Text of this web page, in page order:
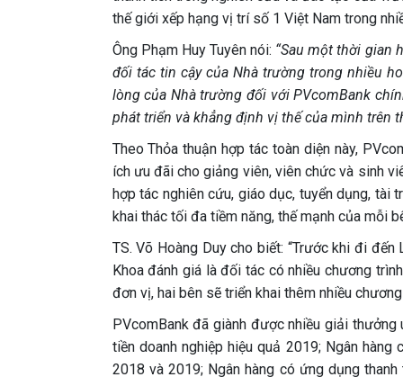
thế giới xếp hạng vị trí số 1 Việt Nam trong
Ông Phạm Huy Tuyên nói: “Sau một thời gian
đối tác tin cậy của Nhà trường trong nhiều
lòng của Nhà trường đối với PVcomBank
phát triển và khẳng định vị thế của mình trên
Theo Thỏa thuận hợp tác toàn diện này,
ích ưu đãi cho giảng viên, viên chức và sinh
hợp tác nghiên cứu, giáo dục, tuyển dụng, tài
khai thác tối đa tiềm năng, thế mạnh của mỗi
TS. Võ Hoàng Duy cho biết: “Trước khi đi
Khoa đánh giá là đối tác có nhiều chương
đơn vị, hai bên sẽ triển khai thêm nhiều
PVcomBank đã giành được nhiều giải
tiền doanh nghiệp hiệu quả 2019; Ngân
2018 và 2019; Ngân hàng có ứng dụng